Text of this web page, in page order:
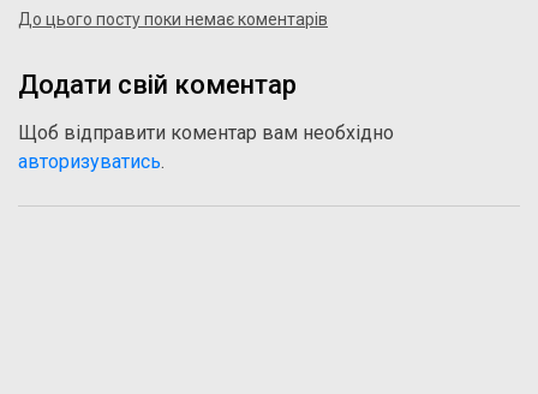
До цього посту поки немає коментарів
Додати свій коментар
Щоб відправити коментар вам необхідно
авторизуватись.